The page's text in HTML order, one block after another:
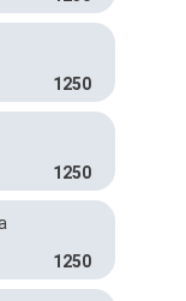
1250
1250
1250